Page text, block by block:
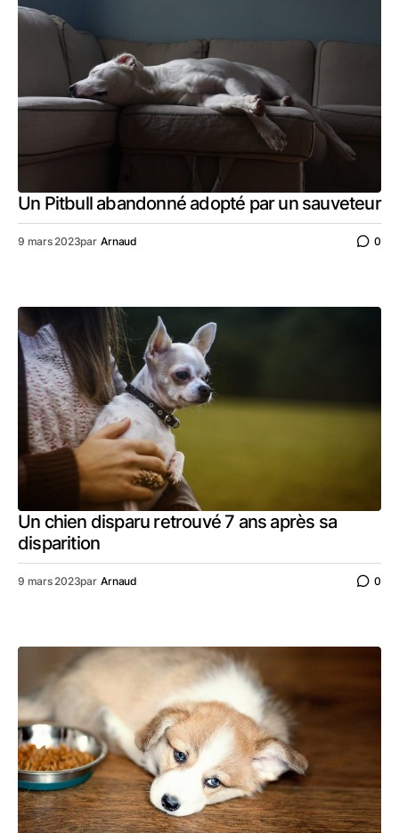
Un Pitbull abandonné adopté par un sauveteur
9 mars 2023par Arnaud 0
Un chien disparu retrouvé 7 ans après sa
disparition
9 mars 2023par Arnaud 0